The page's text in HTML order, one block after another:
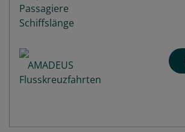
Passagiere
Schiffslänge